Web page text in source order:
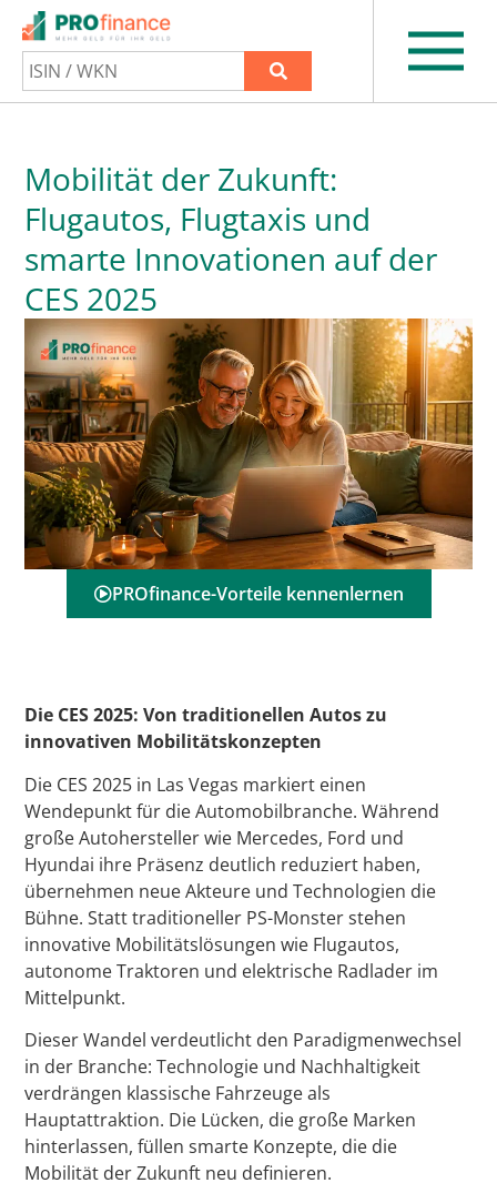
Mobilität der Zukunft:
Flugautos, Flugtaxis und
smarte Innovationen auf der
CES 2025
PROfinance-Vorteile kennenlernen
Die CES 2025: Von traditionellen Autos zu
innovativen Mobilitätskonzepten
Die CES 2025 in Las Vegas markiert einen
Wendepunkt für die Automobilbranche. Während
große Autohersteller wie Mercedes, Ford und
Hyundai ihre Präsenz deutlich reduziert haben,
übernehmen neue Akteure und Technologien die
Bühne. Statt traditioneller PS-Monster stehen
innovative Mobilitätslösungen wie Flugautos,
autonome Traktoren und elektrische Radlader im
Mittelpunkt.
Dieser Wandel verdeutlicht den Paradigmenwechsel
in der Branche: Technologie und Nachhaltigkeit
verdrängen klassische Fahrzeuge als
Hauptattraktion. Die Lücken, die große Marken
hinterlassen, füllen smarte Konzepte, die die
Mobilität der Zukunft neu definieren.